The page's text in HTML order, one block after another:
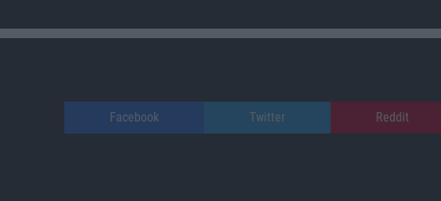
Facebook Twitter Reddit